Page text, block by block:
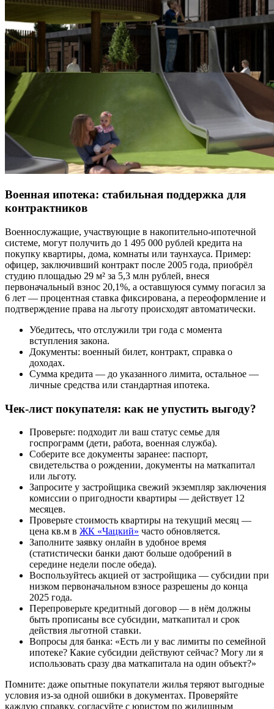
Военная ипотека: стабильная поддержка для
контрактников
Военнослужащие, участвующие в накопительно-ипотечной
системе, могут получить до 1 495 000 рублей кредита на
покупку квартиры, дома, комнаты или таунхауса. Пример:
офицер, заключивший контракт после 2005 года, приобрёл
студию площадью 29 м² за 5,3 млн рублей, внеся
первоначальный взнос 20,1%, а оставшуюся сумму погасил за
6 лет — процентная ставка фиксирована, а переоформление и
подтверждение права на льготу происходят автоматически.
Убедитесь, что отслужили три года с момента
вступления закона.
Документы: военный билет, контракт, справка о
доходах.
Сумма кредита — до указанного лимита, остальное —
личные средства или стандартная ипотека.
Чек-лист покупателя: как не упустить выгоду?
Проверьте: подходит ли ваш статус семье для
госпрограмм (дети, работа, военная служба).
Соберите все документы заранее: паспорт,
свидетельства о рождении, документы на маткапитал
или льготу.
Запросите у застройщика свежий экземпляр заключения
комиссии о пригодности квартиры — действует 12
месяцев.
Проверьте стоимость квартиры на текущий месяц —
цена кв.м в ЖК «Чацкий» часто обновляется.
Заполните заявку онлайн в удобное время
(статистически банки дают больше одобрений в
середине недели после обеда).
Воспользуйтесь акцией от застройщика — субсидии при
низком первоначальном взносе разрешены до конца
2025 года.
Перепроверьте кредитный договор — в нём должны
быть прописаны все субсидии, маткапитал и срок
действия льготной ставки.
Вопросы для банка: «Есть ли у вас лимиты по семейной
ипотеке? Какие субсидии действуют сейчас? Могу ли я
использовать сразу два маткапитала на один объект?»
Помните: даже опытные покупатели жилья теряют выгодные
условия из-за одной ошибки в документах. Проверяйте
каждую справку, согласуйте с юристом по жилищным